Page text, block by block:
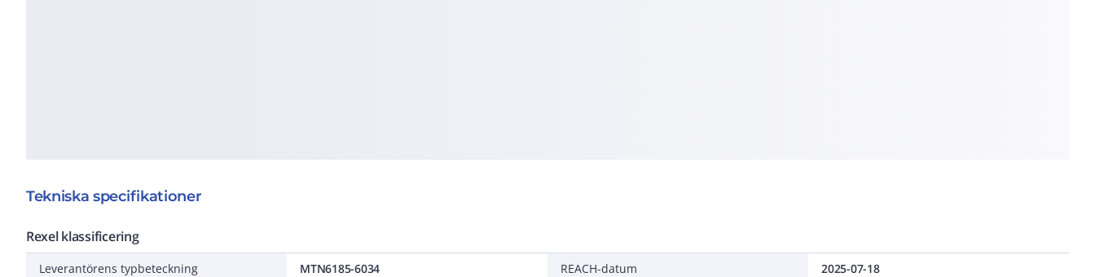
Tekniska specifikationer
Rexel klassificering
Leverantörens typbeteckning
MTN6185-6034
REACH-datum
2025-07-18